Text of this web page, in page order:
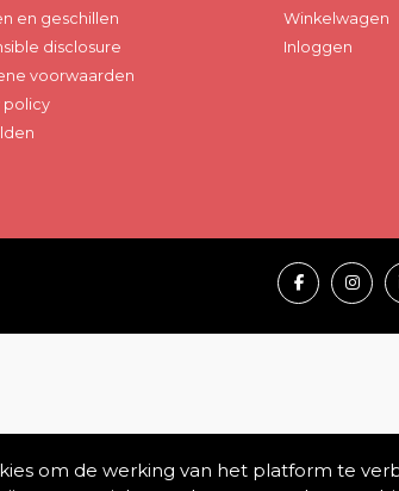
en geschillen
disclosure
voorwaarden
policy
Winkelwagen
Inloggen
om de werking van het platform te